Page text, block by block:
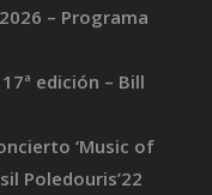
– Programa
17ª edición – Bill
‘Music of
Poledouris’22